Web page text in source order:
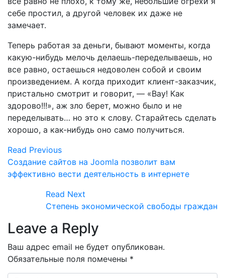
себе простил, а другой человек их даже не
замечает.
Теперь работая за деньги, бывают моменты, когда
какую-нибудь мелочь делаешь-переделываешь, но
все равно, остаешься недоволен собой и своим
произведением. А когда приходит клиент-заказчик,
пристально смотрит и говорит, — «Вау! Как
здорово!!!», аж зло берет, можно было и не
переделывать… но это к слову. Старайтесь сделать
хорошо, а как-нибудь оно само получиться.
Read Previous
Создание сайтов на Joomla позволит вам
эффективно вести деятельность в интернете
Read Next
Степень экономической свободы граждан
Leave a Reply
Ваш адрес email не будет опубликован.
Обязательные поля помечены *